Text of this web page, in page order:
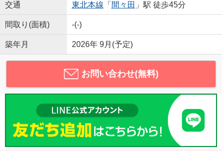
交通 東北本線 「 間々田 」駅 徒歩45分
間取り(面積) -(-)
築年月 2026年 9月(予定)
お問い合わせ(無料)